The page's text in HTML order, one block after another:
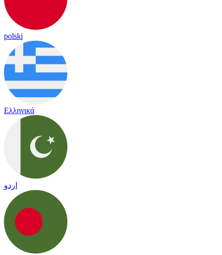
polski
Ελληνικά
اردو